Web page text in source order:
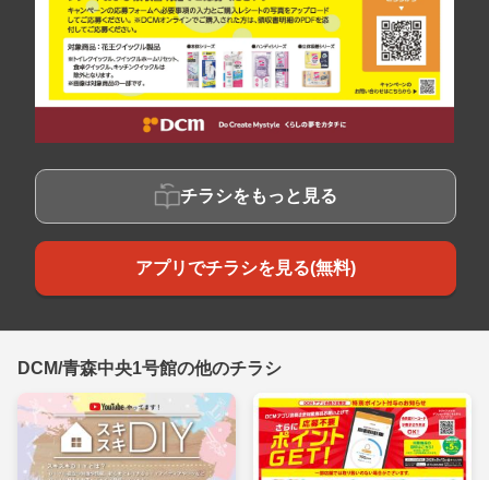
チラシをもっと見る
アプリでチラシを見る(無料)
DCM/青森中央1号館の他のチラシ